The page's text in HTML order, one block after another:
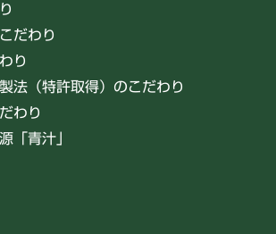
だわり
り
法（特許取得）のこだわり
わり
「青汁」